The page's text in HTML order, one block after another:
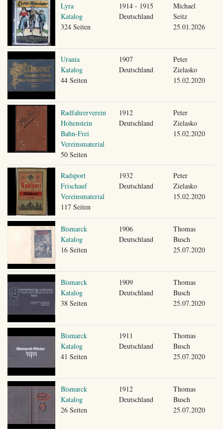
Lyra
Katalog
324 Seiten
1914 - 1915
Deutschland
Michael
Seitz
25.01.2026
Urania
Katalog
44 Seiten
1907
Deutschland
Peter
Zielasko
15.02.2020
Radfahrerverein
Hohenstein
Bahn-Frei
Vereinsmaterial
50 Seiten
1912
Deutschland
Peter
Zielasko
15.02.2020
Radsport
Frischauf
Vereinsmaterial
117 Seiten
1932
Deutschland
Peter
Zielasko
15.02.2020
Bismarck
Katalog
16 Seiten
1906
Deutschland
Thomas
Busch
25.07.2020
Bismarck
Katalog
38 Seiten
1909
Deutschland
Thomas
Busch
25.07.2020
Bismarck
Katalog
41 Seiten
1911
Deutschland
Thomas
Busch
25.07.2020
Bismarck
Katalog
26 Seiten
1912
Deutschland
Thomas
Busch
25.07.2020